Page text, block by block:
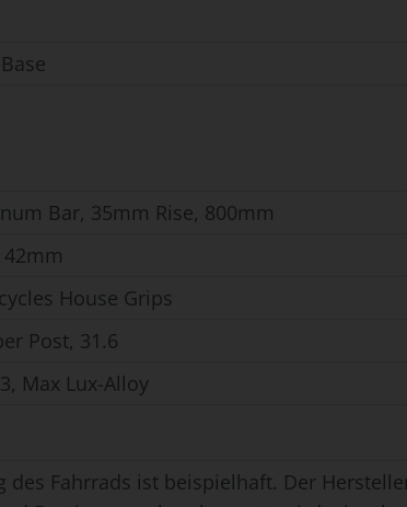
Bar, 35mm Rise, 800mm
House Grips
Post, 31.6
Max Lux-Alloy
des Fahrrads ist beispielhaft. Der